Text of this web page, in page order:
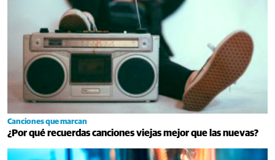
Canciones que marcan
¿Por qué recuerdas canciones viejas mejor que las nuevas?